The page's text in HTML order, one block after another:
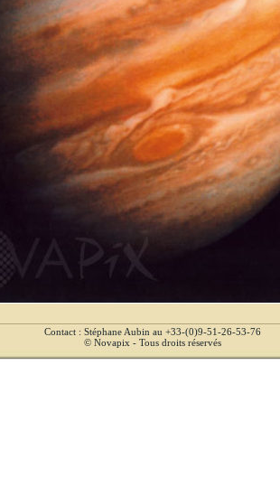
Contact : Stéphane Aubin au +33-(0)9-51-26-53-76
© Novapix - Tous droits réservés